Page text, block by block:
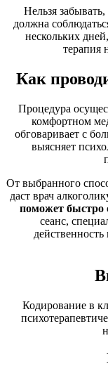
Нельзя
должна
нескольких
терапия
Как
Процедура
комфортном
обговаривает с
выясняет
От выбранного
даст врач
поможет быстро
сеанс,
Кодирование в